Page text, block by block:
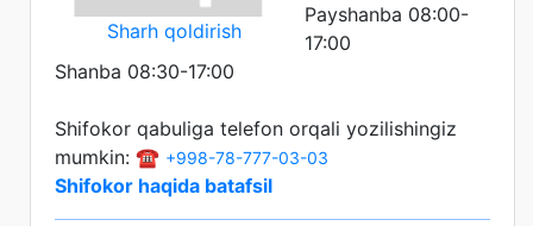
Sharh qoldirish
Payshanba 08:00-
17:00
Shanba 08:30-17:00
Shifokor qabuliga telefon orqali yozilishingiz
mumkin: ☎️ +998-78-777-03-03
Shifokor haqida batafsil